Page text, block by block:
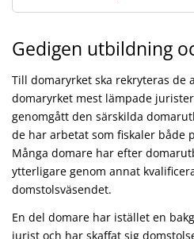
Gedigen utbildning
Till domaryrket ska rekryteras de
domaryrket mest lämpade
genomgått den särskilda
de har arbetat som fiskaler både
Många domare har efter
ytterligare genom annat
domstolsväsendet.
En del domare har istället en
jurist och har skaffat sig